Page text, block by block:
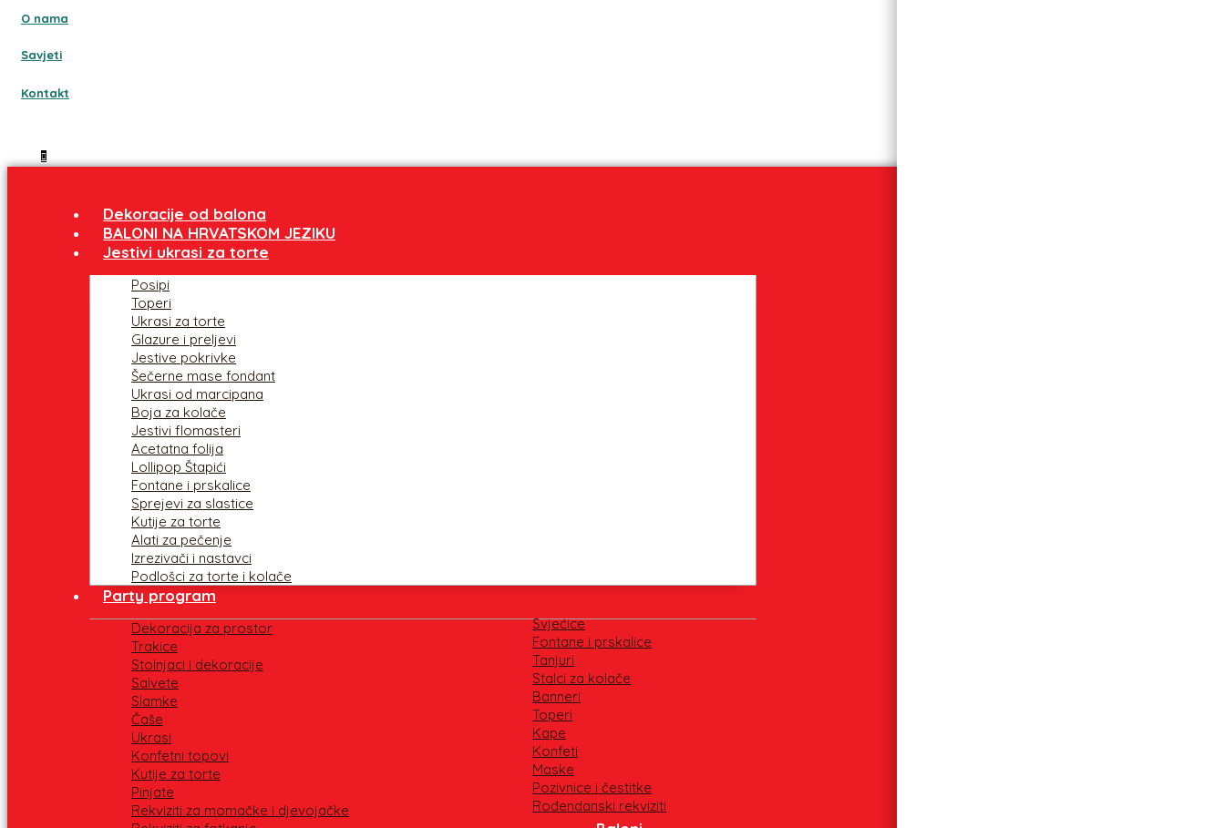
O nama
Savjeti
Kontakt
Dekoracije od balona
BALONI NA HRVATSKOM JEZIKU
Jestivi ukrasi za torte
Posipi
Toperi
Ukrasi za torte
Glazure i preljevi
Jestive pokrivke
Šečerne mase fondant
Ukrasi od marcipana
Boja za kolače
Jestivi flomasteri
Acetatna folija
Lollipop Štapići
Fontane i prskalice
Sprejevi za slastice
Kutije za torte
Alati za pečenje
Izrezivači i nastavci
Podlošci za torte i kolače
Party program
Dekoracija za prostor
Svjećice
Trakice
Fontane i prskalice
Stolnjaci i dekoracije
Tanjuri
Salvete
Stalci za kolače
Slamke
Banneri
Čaše
Toperi
Ukrasi
Kape
Konfetni topovi
Konfeti
Kutije za torte
Maske
Pinjate
Pozivnice i čestitke
Rekviziti za momačke i djevojačke
Rođendanski rekviziti